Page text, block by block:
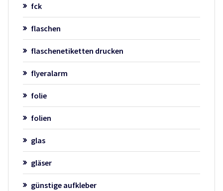
fck
flaschen
flaschenetiketten drucken
flyeralarm
folie
folien
glas
gläser
günstige aufkleber